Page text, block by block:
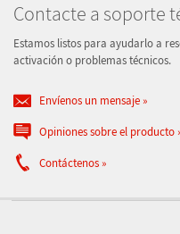
Contacte a soporte
Estamos listos para ayudarlo a
activación o problemas técnicos.
Envíenos un mensaje
Opiniones sobre el producto
Contáctenos